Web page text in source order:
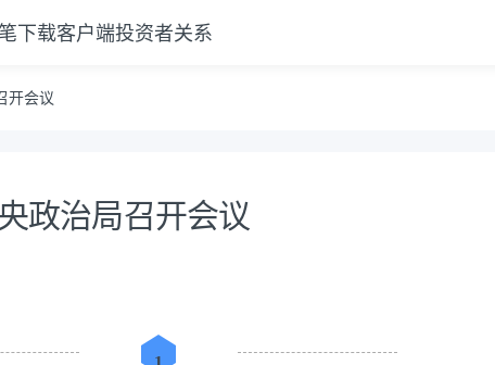
下载客户端投资者关系
开会议
政治局召开会议